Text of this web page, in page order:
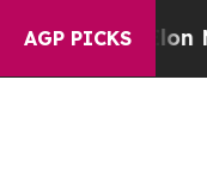
AGP PICKS
Musk’s net